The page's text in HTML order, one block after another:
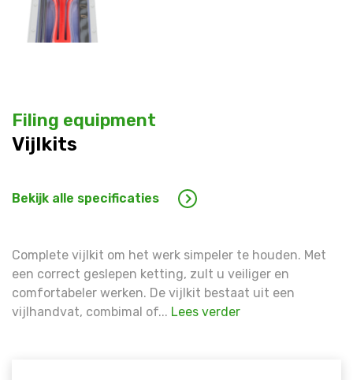
Filing equipment
Vijlkits
Bekijk alle specificaties
Complete vijlkit om het werk simpeler te houden. Met
een correct geslepen ketting, zult u veiliger en
comfortabeler werken. De vijlkit bestaat uit een
vijlhandvat, combimal of... Lees verder